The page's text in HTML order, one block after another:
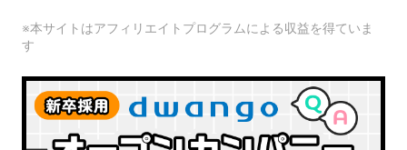
※本サイトはアフィリエイトプログラムによる収益を得ていま
す